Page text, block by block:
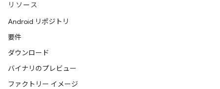
リソース
Android リポジトリ
要件
ダウンロード
バイナリのプレビュー
ファクトリー イメージ